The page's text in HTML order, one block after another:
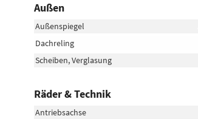
Außen
Außenspiegel
Dachreling
Scheiben, Verglasung
Räder & Technik
Antriebsachse